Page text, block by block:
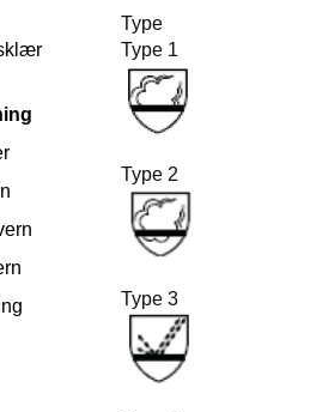
Type
Type 1
Type 2
Type 3